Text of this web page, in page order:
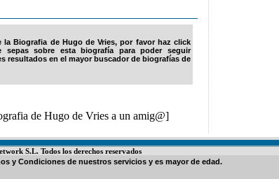
Biografia de Hugo de Vries, por favor haz click
sobre esta biografía para poder seguir
resultados en el mayor buscador de biografías de
de Hugo de Vries a un amig@]
S.L. Todos los derechos reservados
y Condiciones de nuestros servicios y es mayor de edad.